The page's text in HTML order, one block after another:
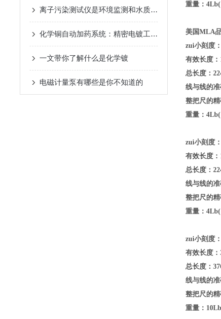
离子污染测试仪是环境监测和水质管理的重要工具
化学铜自动加药系统：精密电镀工艺的智能化保障
一文带你了解什么是化学镀
电磁计量泵有哪些是你不知道的
重量：
美国MLA
zui小刻度
有效长度
总长度：
线与线的
整把尺的
重量：
zui小刻度
有效长度
总长度：
线与线的
整把尺的
重量：
zui小刻度
有效长度
总长度：
线与线的
整把尺的
重量：